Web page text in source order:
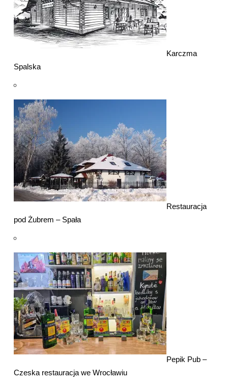
Karczma
Spalska
Restauracja
pod Żubrem – Spała
Pepik Pub –
Czeska restauracja we Wrocławiu